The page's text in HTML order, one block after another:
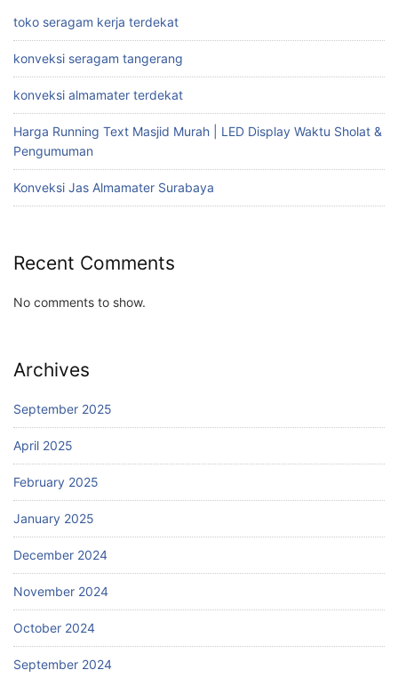
toko seragam kerja terdekat
konveksi seragam tangerang
konveksi almamater terdekat
Harga Running Text Masjid Murah | LED Display Waktu Sholat &
Pengumuman
Konveksi Jas Almamater Surabaya
Recent Comments
No comments to show.
Archives
September 2025
April 2025
February 2025
January 2025
December 2024
November 2024
October 2024
September 2024